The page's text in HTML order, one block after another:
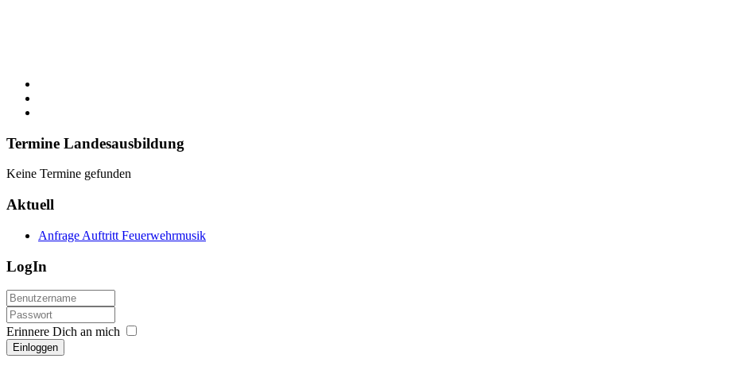
Termine Landesausbildung
Keine Termine gefunden
Aktuell
Anfrage Auftritt Feuerwehrmusik
LogIn
Erinnere Dich an mich
Einloggen